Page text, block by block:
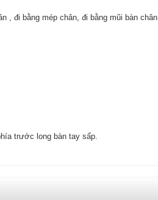
, đi bằng mép chân, đi bằng mũi bàn chân
trước long bàn tay sấp.